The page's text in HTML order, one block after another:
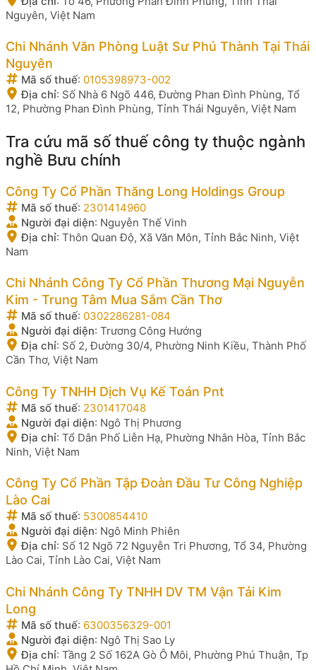
Nguyên, Việt Nam
Chi Nhánh Văn Phòng Luật Sư Phú Thành Tại Thái
Nguyên
Mã số thuế: 0105398973-002
Địa chỉ: Số Nhà 6 Ngõ 446, Đường Phan Đình Phùng, Tổ
12, Phường Phan Đình Phùng, Tỉnh Thái Nguyên, Việt Nam
Tra cứu mã số thuế công ty thuộc ngành
nghề Bưu chính
Công Ty Cổ Phần Thăng Long Holdings Group
Mã số thuế: 2301414960
Người đại diện: Nguyễn Thế Vinh
Địa chỉ: Thôn Quan Độ, Xã Văn Môn, Tỉnh Bắc Ninh, Việt
Nam
Chi Nhánh Công Ty Cổ Phần Thương Mại Nguyễn
Kim - Trung Tâm Mua Sắm Cần Thơ
Mã số thuế: 0302286281-084
Người đại diện: Trương Công Hướng
Địa chỉ: Số 2, Đường 30/4, Phường Ninh Kiều, Thành Phố
Cần Thơ, Việt Nam
Công Ty TNHH Dịch Vụ Kế Toán Pnt
Mã số thuế: 2301417048
Người đại diện: Ngô Thị Phương
Địa chỉ: Tổ Dân Phố Liễn Hạ, Phường Nhân Hòa, Tỉnh Bắc
Ninh, Việt Nam
Công Ty Cổ Phần Tập Đoàn Đầu Tư Công Nghiệp
Lào Cai
Mã số thuế: 5300854410
Người đại diện: Ngô Minh Phiên
Địa chỉ: Số 12 Ngõ 72 Nguyễn Tri Phương, Tổ 34, Phường
Lào Cai, Tỉnh Lào Cai, Việt Nam
Chi Nhánh Công Ty TNHH DV TM Vận Tải Kim
Long
Mã số thuế: 6300356329-001
Người đại diện: Ngô Thị Sao Ly
Địa chỉ: Tầng 2 Số 162A Gò Ô Môi, Phường Phú Thuận, Tp